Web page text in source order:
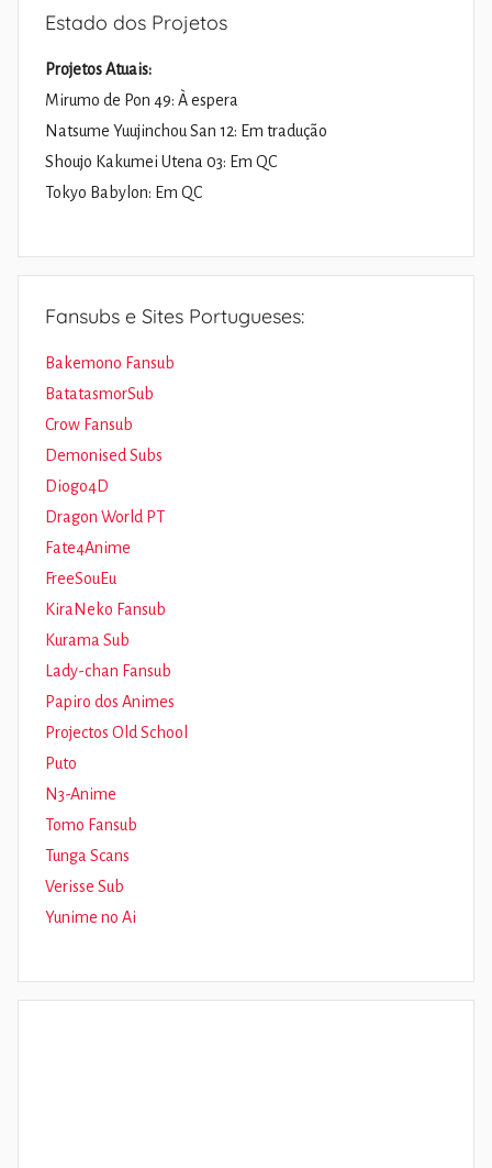
Estado dos Projetos
Projetos Atuais:
Mirumo de Pon 49: À espera
Natsume Yuujinchou San 12: Em tradução
Shoujo Kakumei Utena 03: Em QC
Tokyo Babylon: Em QC
Fansubs e Sites Portugueses:
Bakemono Fansub
BatatasmorSub
Crow Fansub
Demonised Subs
Diogo4D
Dragon World PT
Fate4Anime
FreeSouEu
KiraNeko Fansub
Kurama Sub
Lady-chan Fansub
Papiro dos Animes
Projectos Old School
Puto
N3-Anime
Tomo Fansub
Tunga Scans
Verisse Sub
Yunime no Ai